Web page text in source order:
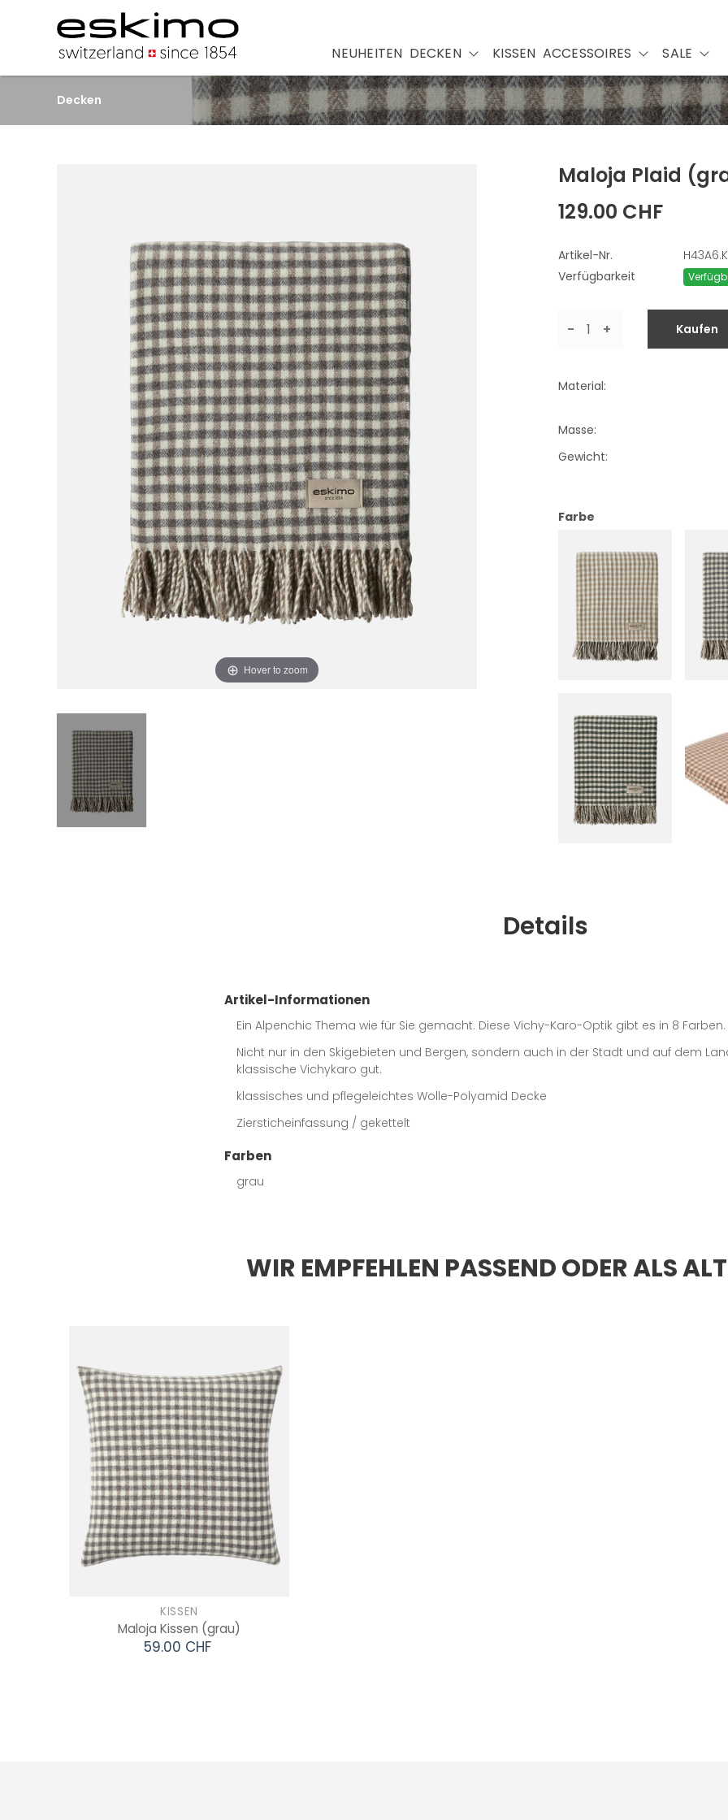
NEUHEITEN DECKEN KISSEN ACCESSOIRES SALE
Decken
Hover to zoom
Maloja Plaid
129.00 CHF
Artikel-Nr.
Verfügbarkeit
- +
Material:
Masse:
Gewicht:
Farbe
Details
Artikel-Informationen
Ein Alpenchic Thema wie für Sie gemacht. Diese Vichy-Karo-Optik gibt es in 8 Farben.
Nicht nur in den Skigebieten und Bergen, sondern auch in der Stadt und auf dem
klassische Vichykaro gut.
klassisches und pflegeleichtes Wolle-Polyamid Decke
Ziersticheinfassung / gekettelt
Farben
grau
WIR EMPFEHLEN PASSEND ODER ALS
KISSEN
Maloja Kissen (grau)
59.00 CHF